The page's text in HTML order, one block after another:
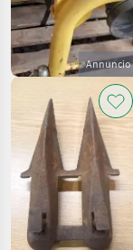
Annuncio